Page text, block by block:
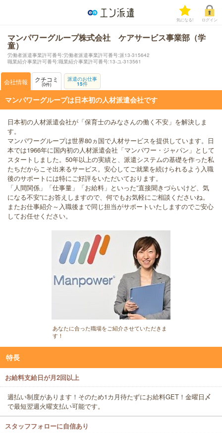
気になる! ログイン
マンパワーグループ株式会社 ケアサービス事業部（学
童）
労働者派遣事業許可番号:労働者派遣事業許可番号:派13-315642
職業紹介事業許可番号:職業紹介事業許可番号:13-ユ-313561
会社情報 クチコミ
0件
派遣のお仕事
15件
マンパワーグループは日本初の人材派遣会社です
日本初の人材派遣会社が「保育士のみなさんの働く不安」を解決しま
す。
マンパワーグループは世界80ヵ国で人材サービスを提供しています。日
本では1966年に国内初の人材派遣会社「マンパワー・ジャパン」として
スタートしました。50年以上の実績と、派遣システムの基礎を作った私
たちだからこそ出来るサービス。安心してご就業を続けられるよう入職
後のサポートには特にご好評をいただいております。
「人間関係」「仕事量」「お給料」といった”直接聞きづらいけど、気
になる不安”にお答えしますので、何でもお気軽にご相談くださいね。
またお仕事紹介～入職後まで同じ担当がサポートいたしますのでご安心
してお任せください。
あなたに合った職場をご紹介させていただきま
す！
特長
お給料支給日が月2回以上
週払い制度があります！そのため1カ月待たずにお給料GET！金曜日〆
で最短翌週火曜支払い可能です。
スタッフフォローに自信あり